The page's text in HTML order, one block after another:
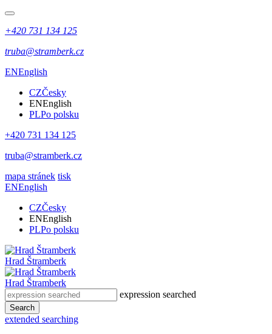
+420 731 134 125
truba@stramberk.cz
ENEnglish
CZČesky
ENEnglish
PLPo polsku
+420 731 134 125
truba@stramberk.cz
mapa stránek tisk
ENEnglish
CZČesky
ENEnglish
PLPo polsku
Hrad Štramberk
Hrad Štramberk
expression searched
Search
extended searching